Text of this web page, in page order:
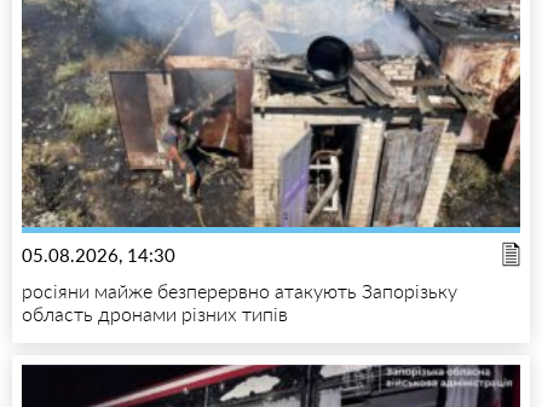
05.08.2026, 14:30
росіяни майже безперервно атакують Запорізьку
область дронами різних типів